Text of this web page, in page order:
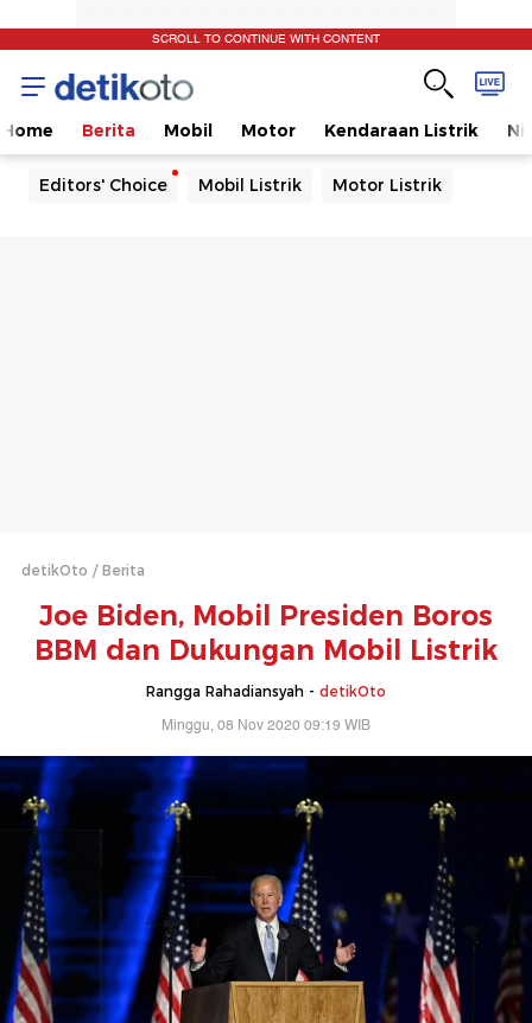
SCROLL TO CONTINUE WITH CONTENT
Home Berita Mobil Motor Kendaraan Listrik
Editors' Choice Mobil Listrik Motor Listrik
detikOto Berita
Joe Biden, Mobil Presiden Boros
BBM dan Dukungan Mobil Listrik
Rangga Rahadiansyah - detikOto
Minggu, 08 Nov 2020 09:19 WIB